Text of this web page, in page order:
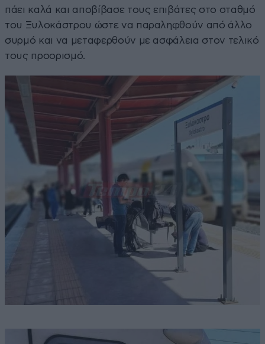
πάει καλά και αποβίβασε τους επιβάτες στο σταθμό
του Ξυλοκάστρου ώστε να παραληφθούν από άλλο
συρμό και να μεταφερθούν με ασφάλεια στον τελικό
τους προορισμό.